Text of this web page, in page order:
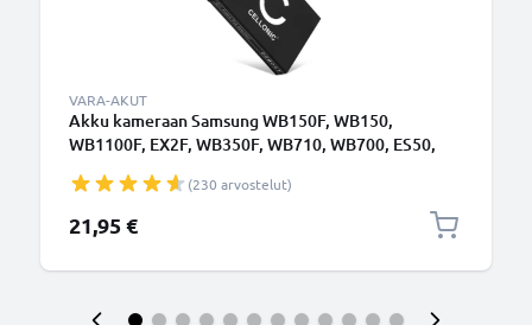
VARA-AKUT
Akku kameraan Samsung WB150F, WB150,
WB1100F, EX2F, WB350F, WB710, WB700, ES50,
tuotemerkiltä CELLONIC
(230 arvostelut)
21,95 €